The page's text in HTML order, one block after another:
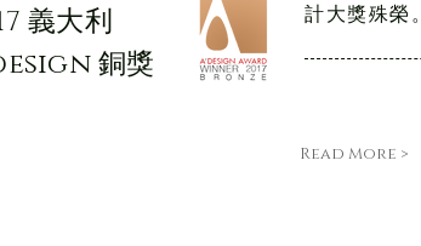
義大利
銅獎
計大獎殊榮。
Read More >